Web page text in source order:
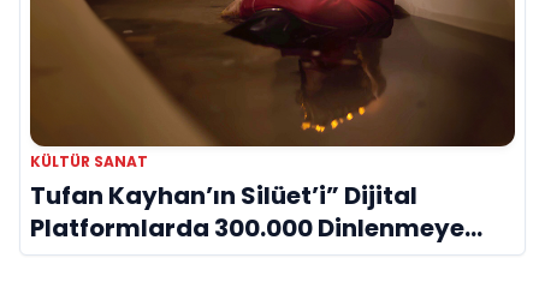
KÜLTÜR SANAT
Tufan Kayhan’ın Silüet’i” Dijital
Platformlarda 300.000 Dinlenmeye
Ulaştı